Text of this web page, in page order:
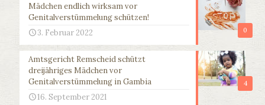
0
Mädchen endlich wirksam vor
Genitalverstümmelung schützen!
3. Februar 2022
4
Amtsgericht Remscheid schützt
dreijähriges Mädchen vor
Genitalverstümmelung in Gambia
16. September 2021